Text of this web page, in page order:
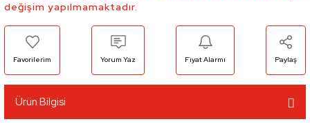
değişim yapılmamaktadır.
Yorum Yaz Fiyat Alarmı Paylaş
Ürün Bilgisi